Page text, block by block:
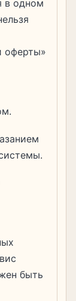
в одном
оферты»
быть